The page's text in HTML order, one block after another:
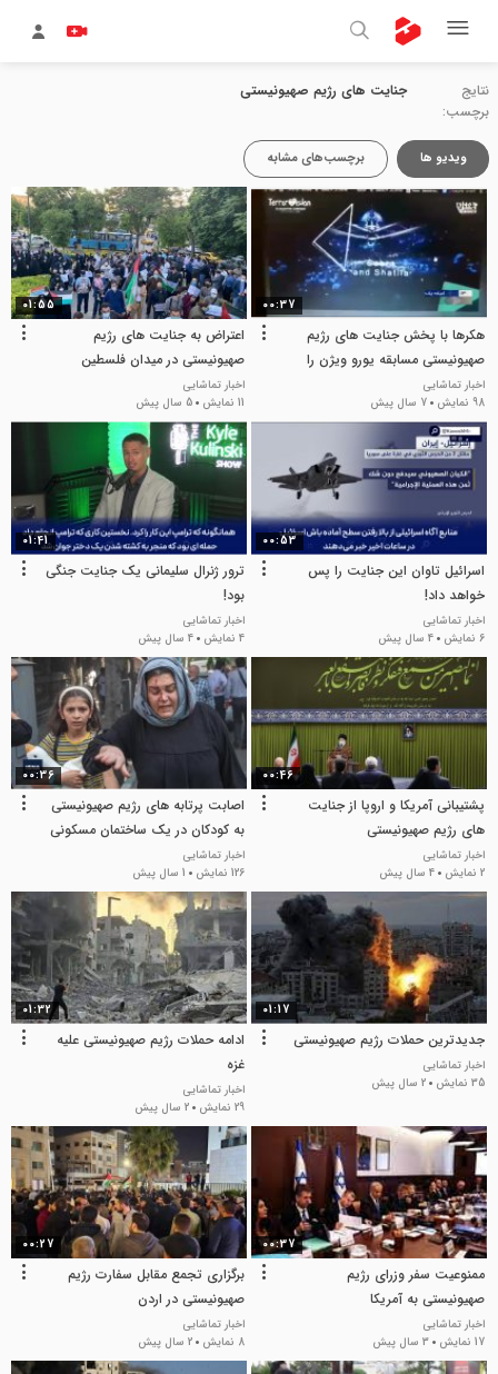
نتایج
برچسب:
جنایت های رژیم صهیونیستی
ویدیو ها برچسب‌های مشابه
00:37
هکرها با پخش جنایت های رژیم
صهیونیستی مسابقه یورو ویژن را
متوقف کردند
اخبار تماشایی
98 نمایش
7 سال پیش
01:55
اعتراض به جنایت های رژیم
صهیونیستی در میدان فلسطین
اخبار تماشایی
11 نمایش
5 سال پیش
00:53
اسرائیل تاوان این جنایت را پس
خواهد داد!
اخبار تماشایی
6 نمایش
4 سال پیش
01:41
ترور ژنرال سلیمانی یک جنایت جنگی
بود!
اخبار تماشایی
4 نمایش
4 سال پیش
00:46
پشتیبانی آمریکا و اروپا از جنایت‌
های رژیم صهیونیستی
اخبار تماشایی
2 نمایش
4 سال پیش
00:36
اصابت پرتابه های رژیم صهیونیستی
به کودکان در یک ساختمان مسکونی
در تهران
اخبار تماشایی
126 نمایش
1 سال پیش
01:17
جدیدترین حملات رژیم صهیونیستی
اخبار تماشایی
35 نمایش
2 سال پیش
01:32
ادامه حملات رژیم صهیونیستی علیه
غزه
اخبار تماشایی
29 نمایش
2 سال پیش
00:37
ممنوعیت سفر وزرای رژیم
صهیونیستی به آمریکا
اخبار تماشایی
17 نمایش
3 سال پیش
00:27
برگزاری تجمع مقابل سفارت رژیم
صهیونیستی در اردن
اخبار تماشایی
8 نمایش
2 سال پیش